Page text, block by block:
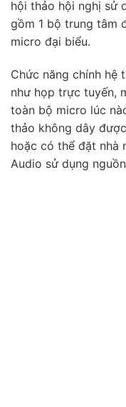
hội thảo hội nghị sử
gồm 1 bộ trung tâm
micro đại biểu.
Chức năng chính hệ
như họp trực tuyến,
toàn bộ micro lúc
thảo không dây
hoặc có thể đặt nhà
Audio sử dụng